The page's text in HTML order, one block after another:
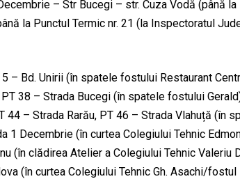
– Str Bucegi – str. Cuza Vodă (până la
la Punctul Termic nr. 21 (la Inspectoratul
– Bd. Unirii (în spatele fostului Restaurant
38 – Strada Bucegi (în spatele fostului
44 – Strada Rarău, PT 46 – Strada Vlahuță (în
1 Decembrie (în curtea Colegiului Tehnic
(în clădirea Atelier a Colegiului Tehnic Valeriu
(în curtea Colegiului Tehnic Gh. Asachi/fostul